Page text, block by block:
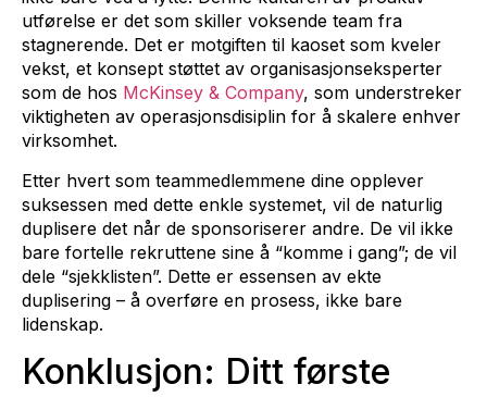
utførelse er det som skiller voksende team fra
stagnerende. Det er motgiften til kaoset som kveler
vekst, et konsept støttet av organisasjonseksperter
som de hos McKinsey & Company, som understreker
viktigheten av operasjonsdisiplin for å skalere enhver
virksomhet.
Etter hvert som teammedlemmene dine opplever
suksessen med dette enkle systemet, vil de naturlig
duplisere det når de sponsoriserer andre. De vil ikke
bare fortelle rekruttene sine å “komme i gang”; de vil
dele “sjekklisten”. Dette er essensen av ekte
duplisering – å overføre en prosess, ikke bare
lidenskap.
Konklusjon: Ditt første